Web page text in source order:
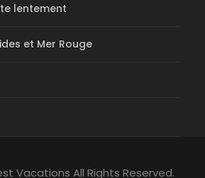
lentement
et Mer Rouge
Vacations All Rights Reserved.